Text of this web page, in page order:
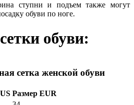
ступни и подъем также могут
обуви по ноге.
обуви:
сетка женской обуви
Размер EUR